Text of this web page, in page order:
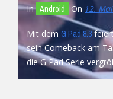
In Android On 12.
Mit demG Pad 8.3
sein Comeback am
die G Pad Serie
READ MORE